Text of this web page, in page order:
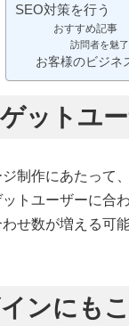
SEO対策を行う
おすすめ記事
訪問者を魅
お客様のビジネ
ットユ
制作にあたって
ットユーザーに合
せ数が増える可
ンにも